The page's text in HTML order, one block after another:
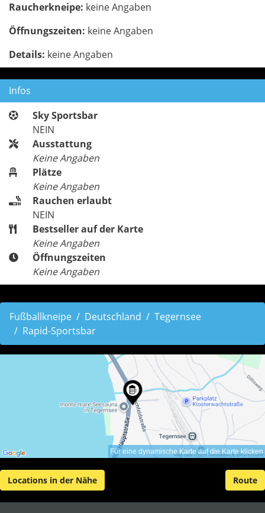
Raucherkneipe: keine Angaben
Öffnungszeiten: keine Angaben
Details: keine Angaben
Infos
Sky Sportsbar
NEIN
Ausstattung
Keine Angaben
Plätze
Keine Angaben
Rauchen erlaubt
NEIN
Bestseller auf der Karte
Keine Angaben
Öffnungszeiten
Keine Angaben
Fußballkneipe Deutschland
Tegernsee
Rapid-Sportsbar
Für eine dynamische Karte auf die Karte klicken
Locations in der Nähe Route